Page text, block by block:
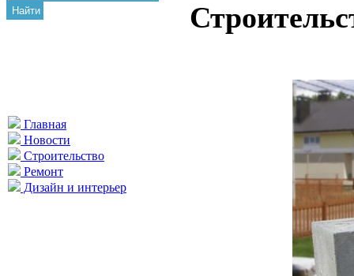
Найти
Главная
Новости
Строительство
Ремонт
Дизайн и интерьер